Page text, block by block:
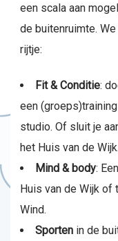
een scala aan
de buitenruimte.
rijtje:
Fit & Conditie:
een
studio. Of sluit je
het Huis van de Wijk.
Mind & body:
Huis van de Wijk of
Wind.
Sporten in de